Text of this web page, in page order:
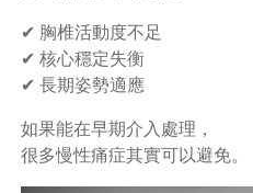
✔ 胸椎活動度不足
✔ 核心穩定失衡
✔ 長期姿勢適應
如果能在早期介入處理，
很多慢性痛症其實可以避免。